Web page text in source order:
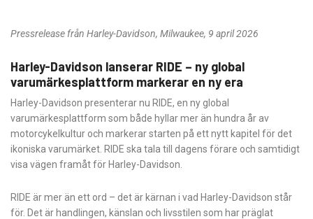
Pressrelease från Harley-Davidson, Milwaukee, 9 april 2026
Harley-Davidson lanserar RIDE – ny global
varumärkesplattform markerar en ny era
Harley-Davidson presenterar nu RIDE, en ny global
varumärkesplattform som både hyllar mer än hundra år av
motorcykelkultur och markerar starten på ett nytt kapitel för det
ikoniska varumärket. RIDE ska tala till dagens förare och samtidigt
visa vägen framåt för Harley-Davidson.
RIDE är mer än ett ord – det är kärnan i vad Harley-Davidson står
för. Det är handlingen, känslan och livsstilen som har präglat